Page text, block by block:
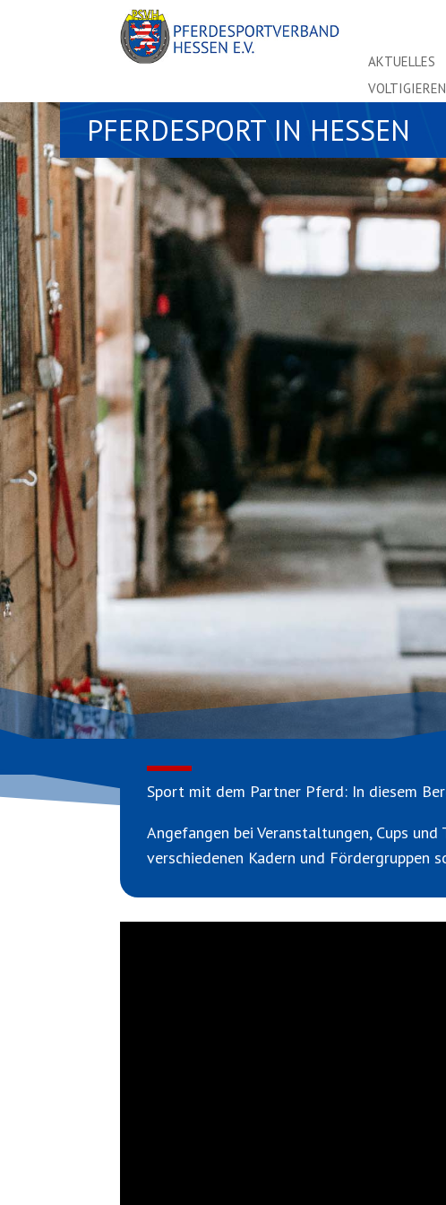
AKTUELLES
VOLTIGIEREN
PFERDESPORT IN HESSEN
Sport mit dem Partner Pferd: In diesem
Angefangen bei Veranstaltungen, Cups
verschiedenen Kadern und Fördergruppen